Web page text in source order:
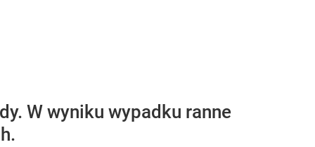
W wyniku wypadku ranne